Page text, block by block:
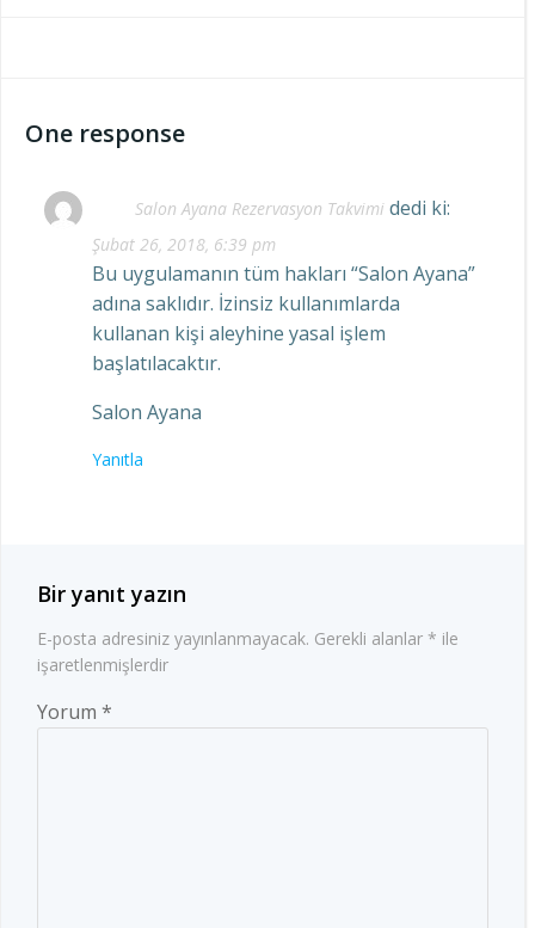
One response
Salon Ayana Rezervasyon Takvimi dedi ki:
Şubat 26, 2018, 6:39 pm
Bu uygulamanın tüm hakları “Salon Ayana”
adına saklıdır. İzinsiz kullanımlarda
kullanan kişi aleyhine yasal işlem
başlatılacaktır.
Salon Ayana
Yanıtla
Bir yanıt yazın
E-posta adresiniz yayınlanmayacak. Gerekli alanlar * ile
işaretlenmişlerdir
Yorum *